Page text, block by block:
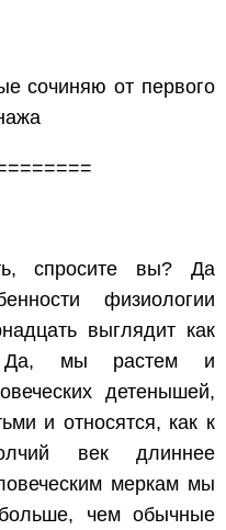
сочиняю от первого
спросите вы? Да
физиологии
выглядит как
Да, мы растем и
детенышей,
и относятся, как к
век длиннее
меркам мы
чем обычные